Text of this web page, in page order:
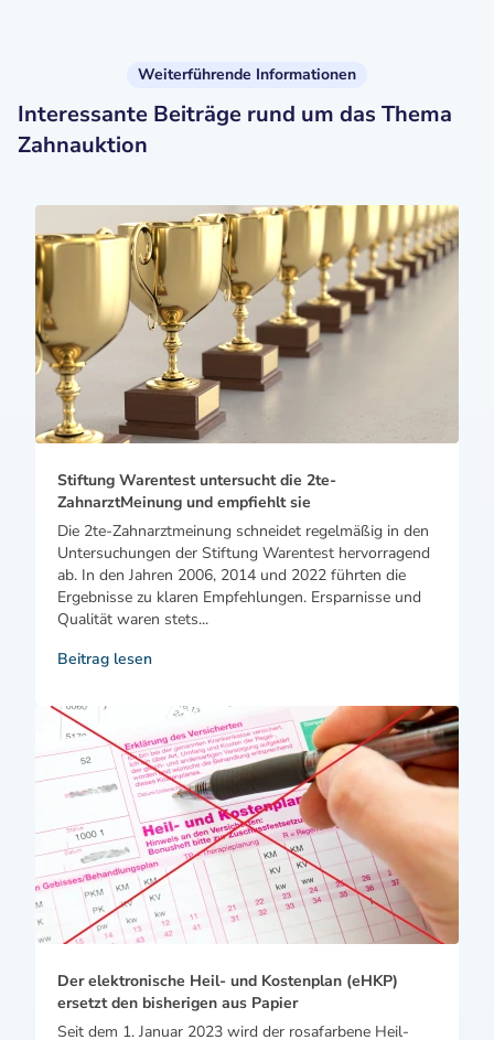
Weiterführende Informationen
Interessante Beiträge rund um das Thema
Zahnauktion
Stiftung Warentest untersucht die 2te-
ZahnarztMeinung und empfiehlt sie
Die 2te-Zahnarztmeinung schneidet regelmäßig in den
Untersuchungen der Stiftung Warentest hervorragend
ab. In den Jahren 2006, 2014 und 2022 führten die
Ergebnisse zu klaren Empfehlungen. Ersparnisse und
Qualität waren stets...
Beitrag lesen
Der elektronische Heil- und Kostenplan (eHKP)
ersetzt den bisherigen aus Papier
Seit dem 1. Januar 2023 wird der rosafarbene Heil-